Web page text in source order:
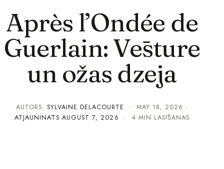
Après l’Ondée de
Guerlain: Vēsture
un ožas dzeja
AUTORS: SYLVAINE DELACOURTE ·MAY 18, 2026 ·
ATJAUNINĀTSAUGUST 7, 2026 · 4 MIN LASĪŠANAS